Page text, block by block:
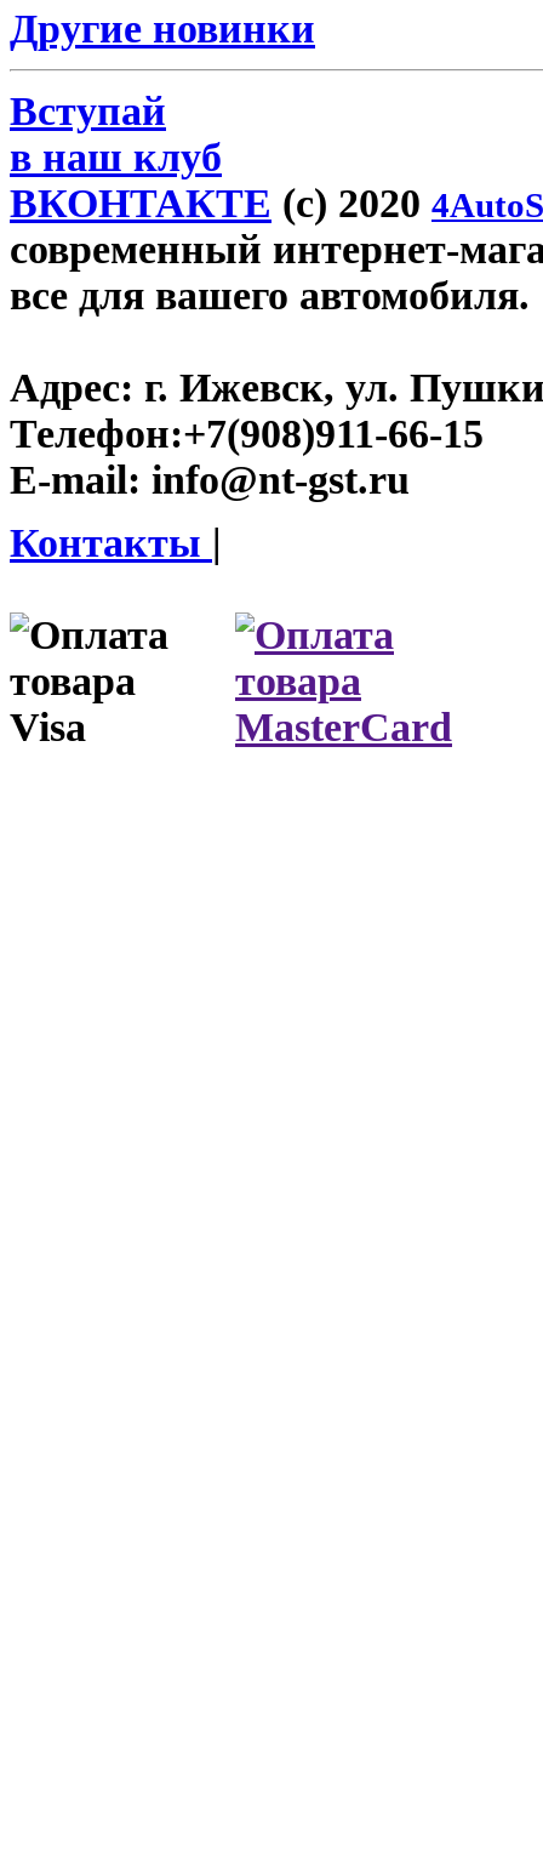
Другие новинки
Вступай
в наш клуб
ВКОНТАКТЕ (c) 2020
современный интернет-
все для вашего автомобиля.
Адрес: г. Ижевск, ул.
Телефон:+7(908)911-66-15
E-mail: info@nt-gst.ru
Контакты |